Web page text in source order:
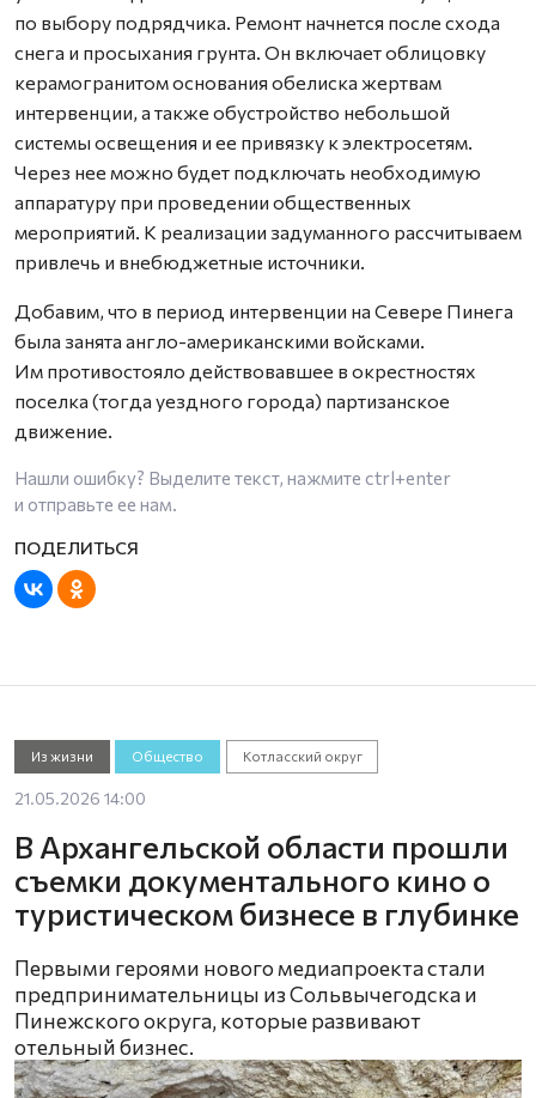
по выбору подрядчика. Ремонт начнется после схода
снега и просыхания грунта. Он включает облицовку
керамогранитом основания обелиска жертвам
интервенции, а также обустройство небольшой
системы освещения и ее привязку к электросетям.
Через нее можно будет подключать необходимую
аппаратуру при проведении общественных
мероприятий. К реализации задуманного рассчитываем
привлечь и внебюджетные источники.
Добавим, что в период интервенции на Севере Пинега
была занята англо-американскими войсками.
Им противостояло действовавшее в окрестностях
поселка (тогда уездного города) партизанское
движение.
Нашли ошибку? Выделите текст, нажмите ctrl+enter
и отправьте ее нам.
Из жизни Общество Котласский округ
21.05.2026 14:00
В Архангельской области прошли
съемки документального кино о
туристическом бизнесе в глубинке
Первыми героями нового медиапроекта стали
предпринимательницы из Сольвычегодска и
Пинежского округа, которые развивают
отельный бизнес.